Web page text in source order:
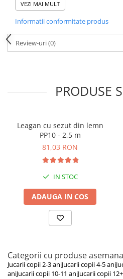
compactă. Culoarea albastru cu
Specificații:
Material: impermeabil, rezistent
Dimensiuni: Ø 980 x 60 mm
Greutate maximă admisă: 150 kg
VEZI MAI MULT
Informatii conformitate produs
Review-uri(0)
PRODUSE
Leagan cu sezut din lemn
PP10 - 2,5 m
81,03 RON
IN STOC
ADAUGA IN COS
Categorii cu produse
Jucarii copii 2-3 aniJucarii copii 4-5 ani
aniJucarii copii 10-11 aniJucarii copii